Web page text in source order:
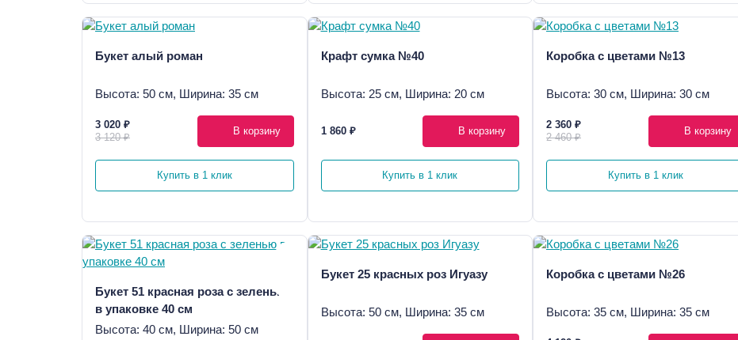
Букет алый роман
Высота: 50 см, Ширина: 35 см
3 020 ₽
3 120 ₽
В корзину
Купить в 1 клик
Крафт сумка №40
Высота: 25 см, Ширина: 20 см
1 860 ₽ В корзину
Купить в 1 клик
Коробка с цветами №13
Высота: 30 см, Ширина: 30 см
2 360 ₽
2 460 ₽
В корзину
Купить в 1 клик
Букет 51 красная роза с зеленью
в упаковке 40 см
Высота: 40 см, Ширина: 50 см
Букет 25 красных роз Игуазу
Высота: 50 см, Ширина: 35 см
Коробка с цветами №26
Высота: 35 см, Ширина: 35 см